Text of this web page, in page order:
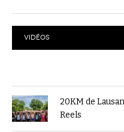
VIDÉOS
20KM de
Reels